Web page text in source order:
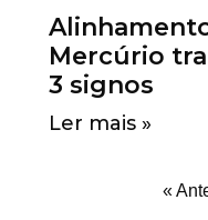
Mercúrio
3 signos
Ler mais »
«